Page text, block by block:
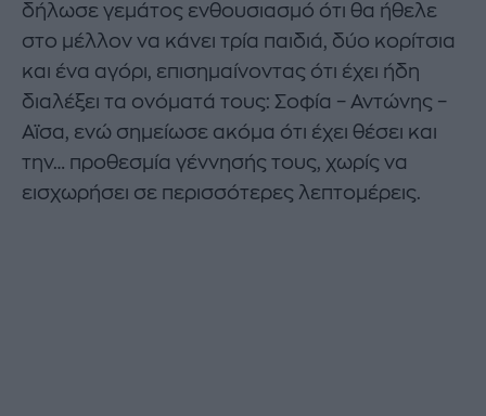
δήλωσε γεμάτος ενθουσιασμό ότι θα ήθελε
στο μέλλον να κάνει τρία παιδιά, δύο κορίτσια
και ένα αγόρι, επισημαίνοντας ότι έχει ήδη
διαλέξει τα ονόματά τους: Σοφία – Αντώνης –
Αϊσα, ενώ σημείωσε ακόμα ότι έχει θέσει και
την… προθεσμία γέννησής τους, χωρίς να
εισχωρήσει σε περισσότερες λεπτομέρεις.